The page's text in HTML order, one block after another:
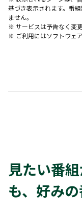
基づき表示されます。番
ません。
※ サービスは予告なく変
※ ご利用にはソフトウェ
見たい番
も、好み